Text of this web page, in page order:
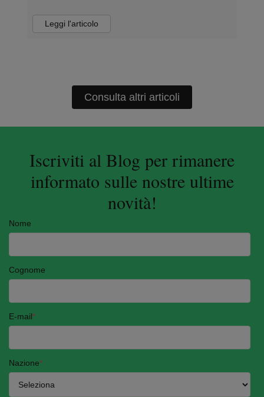
Leggi l'articolo
Consulta altri articoli
Iscriviti al Blog per rimanere
informato sulle nostre ultime
novità!
Nome
Cognome
E-mail*
Nazione*